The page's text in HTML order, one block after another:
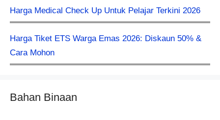
Harga Medical Check Up Untuk Pelajar Terkini 2026
Harga Tiket ETS Warga Emas 2026: Diskaun 50% &
Cara Mohon
Bahan Binaan